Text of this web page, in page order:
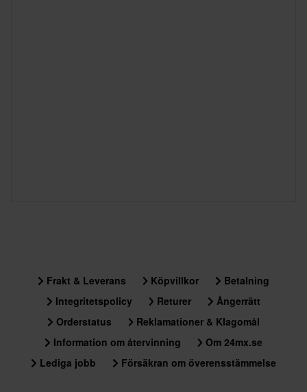
Frakt & Leverans Köpvillkor
Betalning
Integritetspolicy
Returer
Ångerrätt
Orderstatus
Reklamationer & Klagomål
Information om återvinning
Om 24mx.se
Lediga jobb
Försäkran om överensstämmelse